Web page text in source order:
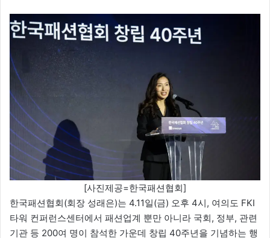
[사진제공=한국패션협회]
한국패션협회(회장 성래은)는 4.11일(금) 오후 4시, 여의도 FKI
타워 컨퍼런스센터에서 패션업계 뿐만 아니라 국회, 정부, 관련
기관 등 200여 명이 참석한 가운데 창립 40주년을 기념하는 행